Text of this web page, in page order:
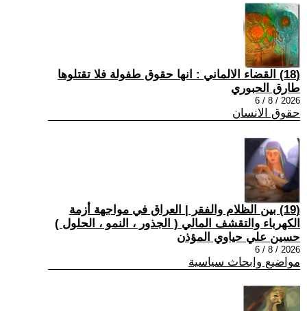
(18) القضاء الالماني : انها حقوق طفولة فلا تقتلوها
طارق الحبوري
2026 / 8 / 6
حقوق الانسان
(19) بين الظلام والفقر | العراق في مواجهة أزمة
الكهرباء والتقشف المالي ( الجذور ، النمو ، الحلول )
حسين علي حياوي المؤذن
2026 / 8 / 6
مواضيع وابحاث سياسية